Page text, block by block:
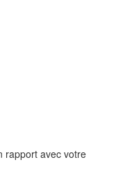
rapport avec votre